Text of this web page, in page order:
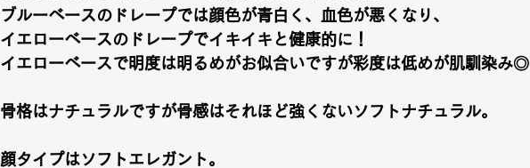
ブルーベースのドレープでは顔色が青白く、血色が悪くなり、
イエローベースのドレープでイキイキと健康的に！
イエローベースで明度は明るめがお似合いですが彩度は低めが肌馴染み◎
骨格はナチュラルですが骨感はそれほど強くないソフトナチュラル。
顔タイプはソフトエレガント。